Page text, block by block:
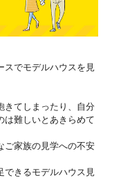
でモデルハウスを見
きてしまったり、自分
は難しいとあきらめて
ご家族の見学への不安
きるモデルハウス見